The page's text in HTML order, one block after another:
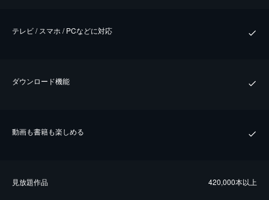
テレビ / スマホ / PCなどに対応
ダウンロード機能
動画も書籍も楽しめる
⾒放題作品 420,000本以上